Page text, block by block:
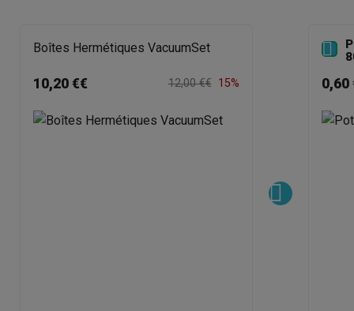
Boîtes Hermétiques VacuumSet
10,20 €€ 12,00 €€ 15%

0,60